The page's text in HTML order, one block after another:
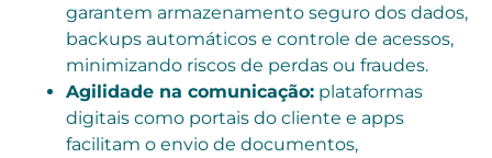
garantem armazenamento seguro dos dados,
backups automáticos e controle de acessos,
minimizando riscos de perdas ou fraudes.
Agilidade na comunicação: plataformas
digitais como portais do cliente e apps
facilitam o envio de documentos,